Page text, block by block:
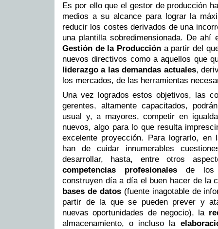
Es por ello que el gestor de producción
medios a su alcance para lograr la
reducir los costes derivados de una
una plantilla sobredimensionada. De ahí
Gestión de la Producción a partir del
nuevos directivos como a aquellos que
liderazgo a las demandas actuales,
los mercados, de las herramientas
Una vez logrados estos objetivos, las
gerentes, altamente capacitados,
usual y, a mayores, competir en
nuevos, algo para lo que resulta
excelente proyección. Para lograrlo, en
han de cuidar innumerables
desarrollar, hasta, entre otros
competencias profesionalesde los
construyen día a día el buen hacer de la
bases de datos(fuente inagotable de
partir de la que se pueden prever y
nuevas oportunidades de negocio), la
almacenamiento, o incluso la